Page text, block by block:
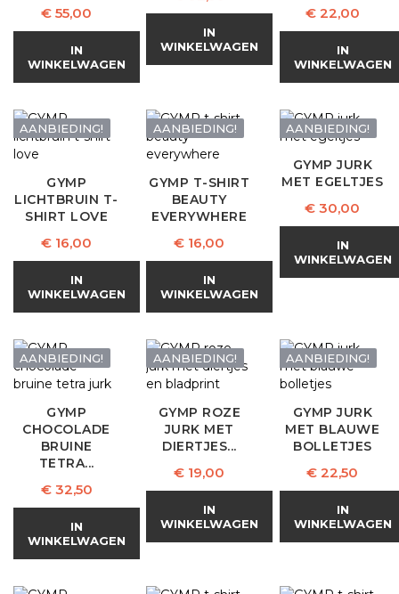
Prijs
€ 55,00
IN
WINKELWAGEN
IN
WINKELWAGEN
Prijs
€ 22,00
IN
WINKELWAGEN
AANBIEDING!
GYMP
LICHTBRUIN T-
SHIRT LOVE
Prijs
€ 16,00
IN
WINKELWAGEN
AANBIEDING!
GYMP T-SHIRT
BEAUTY
EVERYWHERE
Prijs
€ 16,00
IN
WINKELWAGEN
AANBIEDING!
GYMP JURK
MET EGELTJES
Prijs
€ 30,00
IN
WINKELWAGEN
AANBIEDING!
GYMP
CHOCOLADE
BRUINE
TETRA...
Prijs
€ 32,50
IN
WINKELWAGEN
AANBIEDING!
GYMP ROZE
JURK MET
DIERTJES...
Prijs
€ 19,00
IN
WINKELWAGEN
AANBIEDING!
GYMP JURK
MET BLAUWE
BOLLETJES
Prijs
€ 22,50
IN
WINKELWAGEN